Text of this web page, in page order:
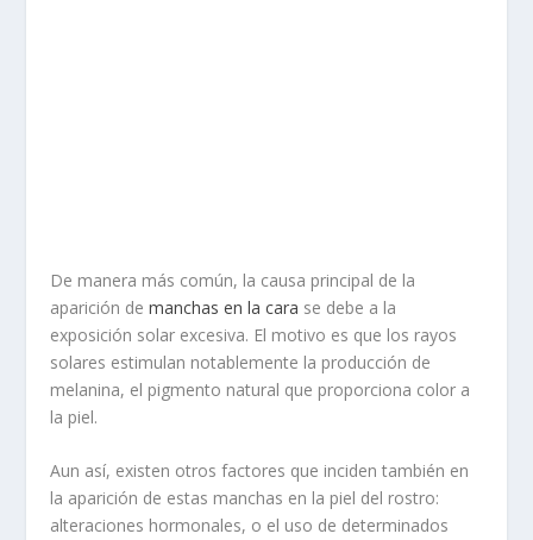
De manera más común, la causa principal de la
aparición demanchas en la cara se debe a la
exposición solar excesiva. El motivo es que los rayos
solares estimulan notablemente la producción de
melanina, el pigmento natural que proporciona color a
la piel.
Aun así, existen otros factores que inciden también en
la aparición de estas manchas en la piel del rostro:
alteraciones hormonales, o el uso de determinados